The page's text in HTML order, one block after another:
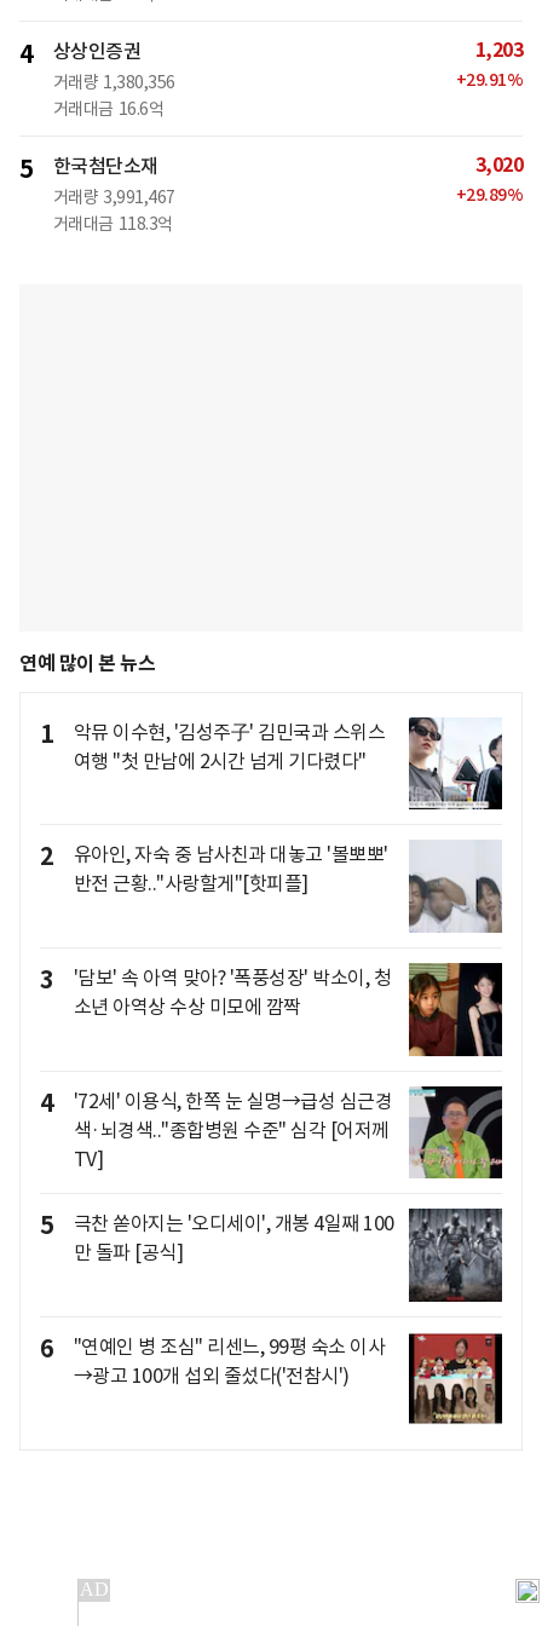
4 상상인증권
거래량 1,380,356
거래대금 16.6억
1,203
+29.91%
5 한국첨단소재
거래량 3,991,467
거래대금 118.3억
3,020
+29.89%
연예 많이 본 뉴스
1
악뮤 이수현, '김성주子' 김민국과 스위스
여행 "첫 만남에 2시간 넘게 기다렸다"
2
유아인, 자숙 중 남사친과 대놓고 '볼뽀뽀'
반전 근황.."사랑할게"[핫피플]
3
'담보' 속 아역 맞아? '폭풍성장' 박소이, 청
소년 아역상 수상 미모에 깜짝
4
'72세' 이용식, 한쪽 눈 실명→급성 심근경
색·뇌경색.."종합병원 수준" 심각 [어저께
TV]
5
극찬 쏟아지는 '오디세이', 개봉 4일째 100
만 돌파 [공식]
6
"연예인 병 조심" 리센느, 99평 숙소 이사
→광고 100개 섭외 줄섰다('전참시')